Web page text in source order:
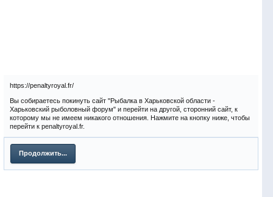
https://penaltyroyal.fr/
Вы собираетесь покинуть сайт "Рыбалка в Харьковской области -
Харьковский рыболовный форум" и перейти на другой, сторонний сайт, к
которому мы не имеем никакого отношения. Нажмите на кнопку ниже, чтобы
перейти к penaltyroyal.fr.
Продолжить...